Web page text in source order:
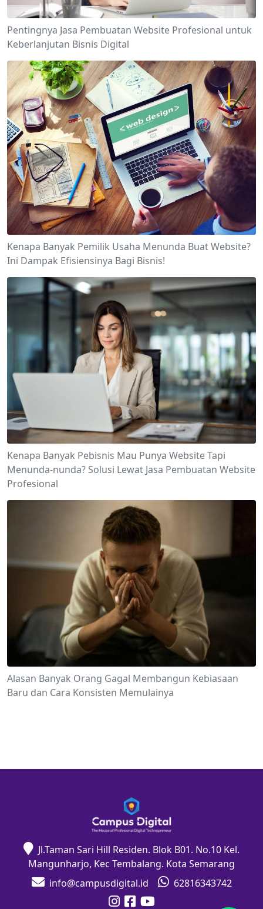
Pentingnya Jasa Pembuatan Website Profesional untuk
Keberlanjutan Bisnis Digital
Kenapa Banyak Pemilik Usaha Menunda Buat Website?
Ini Dampak Efisiensinya Bagi Bisnis!
Kenapa Banyak Pebisnis Mau Punya Website Tapi
Menunda-nunda? Solusi Lewat Jasa Pembuatan Website
Profesional
Alasan Banyak Orang Gagal Membangun Kebiasaan
Baru dan Cara Konsisten Memulainya
Jl.Taman Sari Hill Residen. Blok B01. No.10 Kel.
Mangunharjo, Kec Tembalang. Kota Semarang
info@campusdigital.id
62816343742